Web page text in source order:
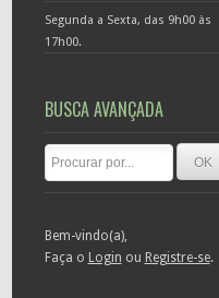
Segunda a Sexta, das 9h00 às
17h00.
BUSCA AVANÇADA
Bem-vindo(a),
Faça o Login ou Registre-se.